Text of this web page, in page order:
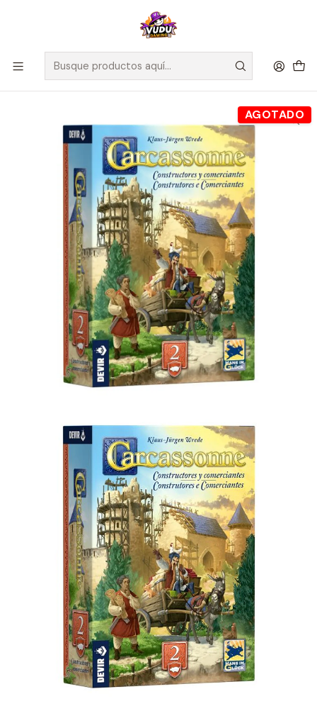
🚀 ¡Despachamos a todo Chile! Envío GRATIS a Regiones sobre
$100.000 y a RM sobre $35.000
Inicio Juegos de Mesa Expansiones
Carcassonne: Constructores y Comerciantes (3Edición)
AGOTADO